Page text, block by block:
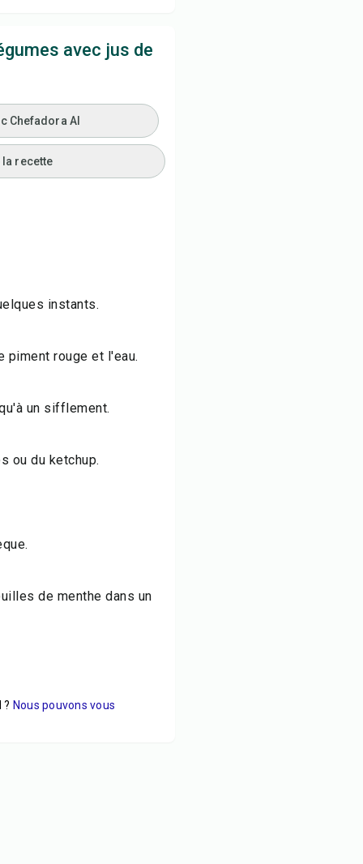
avec jus de
Chefadora AI
la recette
instants.
piment rouge et l'eau.
un sifflement.
ou du ketchup.
de menthe dans un
? Nous pouvons vous